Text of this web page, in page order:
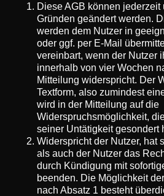
Diese AGB können
Gründen geändert werden.
werden dem Nutzer in
oder ggf. per E-Mail
vereinbart, wenn der Nutzer
innerhalb von vier Wochen
Mitteilung widerspricht. Der
Textform, also zumindest
wird in der Mitteilung auf die
Widerspruchsmöglichkeit,
seiner Untätigkeit gesondert
Widerspricht der Nutzer, hat
als auch der Nutzer das
durch Kündigung mit
beenden. Die Möglichkeit
nach Absatz 1 besteht